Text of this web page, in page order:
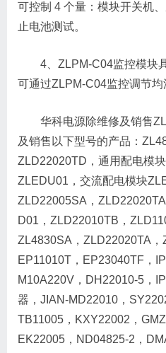
可控制 4 个量：模块开关机
止电池测试。
4、ZLPM-C04监控模块
可通过ZLPM-C04监控调节均
华科电源除维修及销售
及销售以下型号的产品：
ZLD22020TD，通用配电模
ZLEDU01，交流配电模块
ZLD22005SA，
D01，ZLD22010TB，
ZL4830SA，ZLD22020TA，
EP11010T，EP23040TF，
M10A220V，DH22010-5，
器，JIAN-MD22010，
TB11005，KXY22002，
EK22005，ND04825-2，